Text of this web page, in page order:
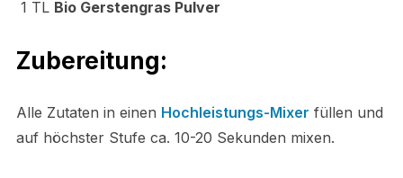
1 TL Bio Gerstengras Pulver
Zubereitung:
Alle Zutaten in einen Hochleistungs-Mixer füllen und
auf höchster Stufe ca. 10-20 Sekunden mixen.